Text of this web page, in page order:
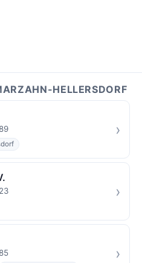
HELLERSDORF
›
›
›